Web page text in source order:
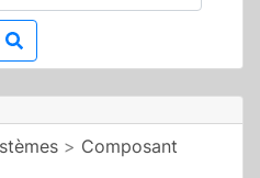
> Composant